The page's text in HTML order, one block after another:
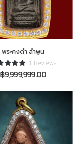
พระคงดำ ลำพูน
1 Reviews
฿9,999,999.00